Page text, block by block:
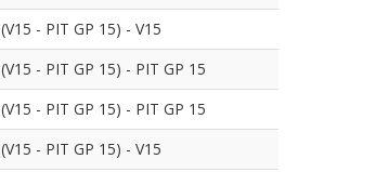
- PIT GP 15) - V15
- PIT GP 15) - PIT GP 15
- PIT GP 15) - PIT GP 15
- PIT GP 15) - V15